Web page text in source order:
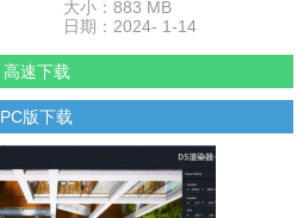
大小：883 MB
日期：2024- 1-14
高速下载
PC版下载